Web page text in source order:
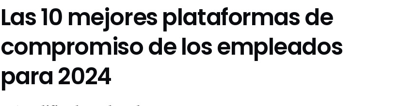
Las 10 mejores plataformas de
compromiso de los empleados
para 2024